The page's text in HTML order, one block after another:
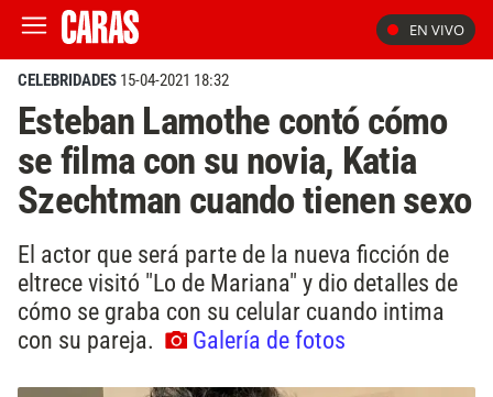
EN VIVO
CELEBRIDADES 15-04-2021 18:32
Esteban Lamothe contó cómo
se filma con su novia, Katia
Szechtman cuando tienen sexo
El actor que será parte de la nueva ficción de
eltrece visitó "Lo de Mariana" y dio detalles de
cómo se graba con su celular cuando intima
con su pareja.
Galería de fotos